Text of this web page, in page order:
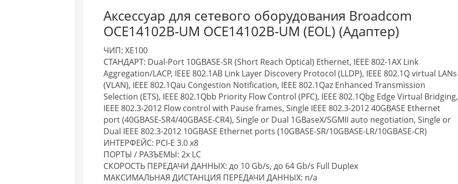
Аксессуар для сетевого оборудования Broadcom
OCE14102B-UM OCE14102B-UM (EOL) (Адаптер)
ЧИП: XE100
СТАНДАРТ: Dual-Port 10GBASE-SR (Short Reach Optical) Ethernet, IEEE 802-1AX Link
Aggregation/LACP, IEEE 802.1AB Link Layer Discovery Protocol (LLDP), IEEE 802.1Q virtual LANs
(VLAN), IEEE 802.1Qau Congestion Notification, IEEE 802.1Qaz Enhanced Transmission
Selection (ETS), IEEE 802.1Qbb Priority Flow Control (PFC), IEEE 802.1Qbg Edge Virtual Bridging,
IEEE 802.3-2012 Flow control with Pause frames, Single IEEE 802.3-2012 40GBASE Ethernet
port (40GBASE-SR4/40GBASE-CR4), Single or Dual 1GBaseX/SGMII auto negotiation, Single or
Dual IEEE 802.3-2012 10GBASE Ethernet ports (10GBASE-SR/10GBASE-LR/10GBASE-CR)
ИНТЕРФЕЙС: PCI-E 3.0 x8
ПОРТЫ / РАЗЪЕМЫ: 2x LC
СКОРОСТЬ ПЕРЕДАЧИ ДАННЫХ: до 10 Gb/s, до 64 Gb/s Full Duplex
МАКСИМАЛЬНАЯ ДИСТАНЦИЯ ПЕРЕДАЧИ ДАННЫХ: n/a